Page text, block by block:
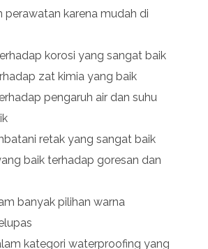
perawatan karena mudah di
korosi yang sangat baik
zat kimia yang baik
pengaruh air dan suhu
retak yang sangat baik
baik terhadap goresan dan
banyak pilihan warna
kategori waterproofing yang